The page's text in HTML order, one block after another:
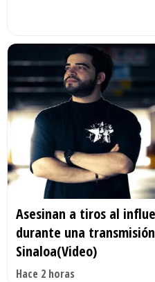
Asesinan a tiros al
durante una
Sinaloa(Video)
Hace 2 horas